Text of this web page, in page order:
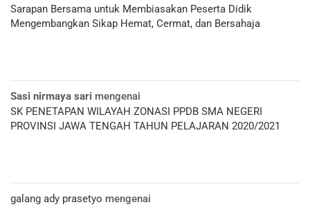
Sarapan Bersama untuk Membiasakan Peserta Didik
Mengembangkan Sikap Hemat, Cermat, dan Bersahaja
Sasi nirmaya sari mengenai
SK PENETAPAN WILAYAH ZONASI PPDB SMA NEGERI
PROVINSI JAWA TENGAH TAHUN PELAJARAN 2020/2021
galang ady prasetyo mengenai